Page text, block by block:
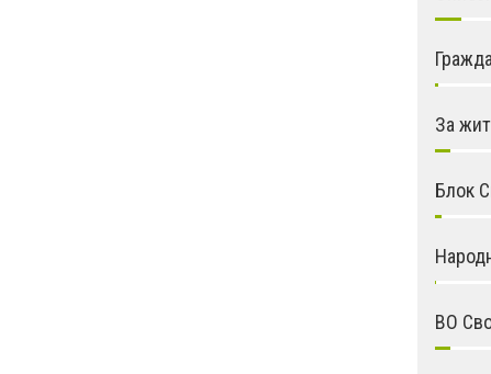
За
Блок
ВО